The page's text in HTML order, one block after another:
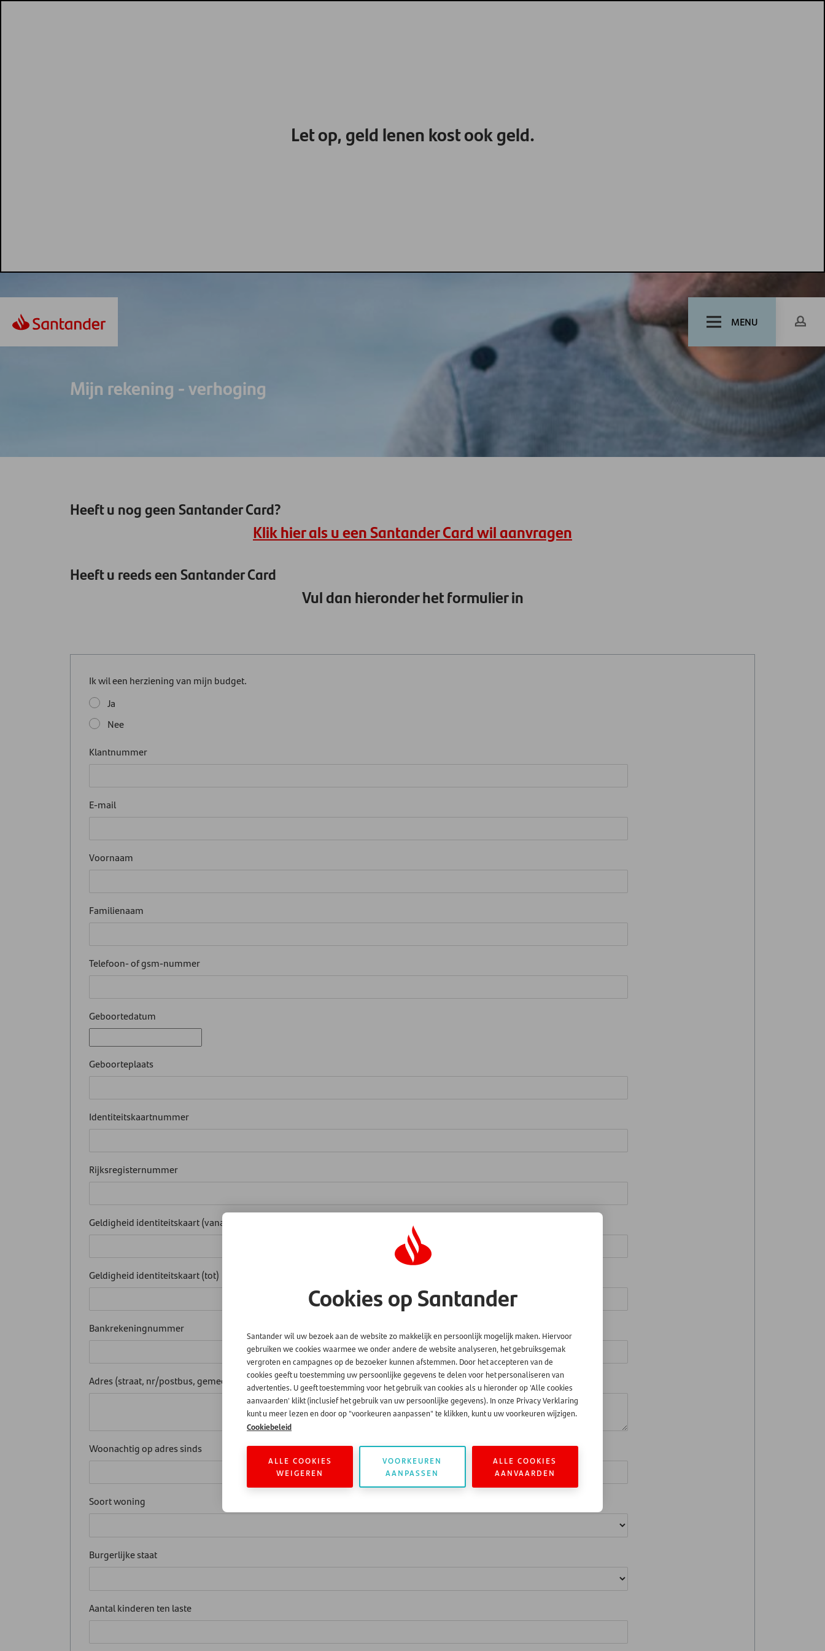
Let op, geld lenen kost ook geld.
MENU
Mijn rekening - verhoging
Heeft u nog geen Santander Card?
Klik hier als u een Santander Card wil aanvragen
Heeft u reeds een Santander Card
Vul dan hieronder het formulier in
Ik wil een herziening van mijn budget.
Ja
Nee
Klantnummer
E-mail
Voornaam
Familienaam
Telefoon- of gsm-nummer
Geboortedatum
Geboorteplaats
Identiteitskaartnummer
Rijksregisternummer
Geldigheid identiteitskaart (vanaf)
Geldigheid identiteitskaart (tot)
Bankrekeningnummer
Adres (straat, nr/postbus, gemeente en postcode)
Woonachtig op adres sinds
Soort woning
Burgerlijke staat
Aantal kinderen ten laste
Cookies op Santander
Santander wil uw bezoek aan de website zo makkelijk en persoonlijk mogelijk maken. Hiervoor
gebruiken we cookies waarmee we onder andere de website analyseren, het gebruiksgemak
vergroten en campagnes op de bezoeker kunnen afstemmen. Door het accepteren van de
cookies geeft u toestemming uw persoonlijke gegevens te delen voor het personaliseren van
advertenties. U geeft toestemming voor het gebruik van cookies als u hieronder op 'Alle cookies
aanvaarden' klikt (inclusief het gebruik van uw persoonlijke gegevens). In onze Privacy Verklaring
kunt u meer lezen en door op "voorkeuren aanpassen" te klikken, kunt u uw voorkeuren wijzigen.
Cookiebeleid
ALLE COOKIES
WEIGEREN
VOORKEUREN
AANPASSEN
ALLE COOKIES
AANVAARDEN